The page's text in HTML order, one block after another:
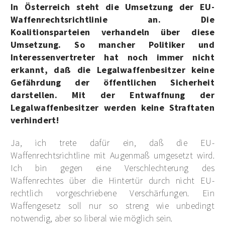
In Österreich steht die Umsetzung der EU-
Waffenrechtsrichtlinie an. Die
Koalitionsparteien verhandeln über diese
Umsetzung. So mancher Politiker und
Interessenvertreter hat noch immer nicht
erkannt, daß die Legalwaffenbesitzer keine
Gefährdung der öffentlichen Sicherheit
darstellen. Mit der Entwaffnung der
Legalwaffenbesitzer werden keine Straftaten
verhindert!
Ja, ich trete dafür ein, daß die EU-
Waffenrechtsrichtline mit Augenmaß umgesetzt wird.
Ich bin gegen eine Verschlechterung des
Waffenrechtes über die Hintertür durch nicht EU-
rechtlich vorgeschriebene Verschärfungen. Ein
Waffengesetz soll nur so streng wie unbedingt
notwendig, aber so liberal wie möglich sein.